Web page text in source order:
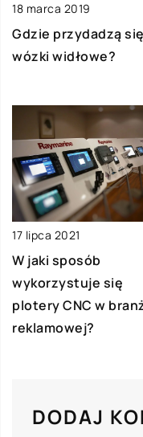
18 marca 2019
Gdzie przydadzą się
wózki widłowe?
17 lipca 2021
W jaki sposób
wykorzystuje się
plotery CNC w
reklamowej?
DODAJ